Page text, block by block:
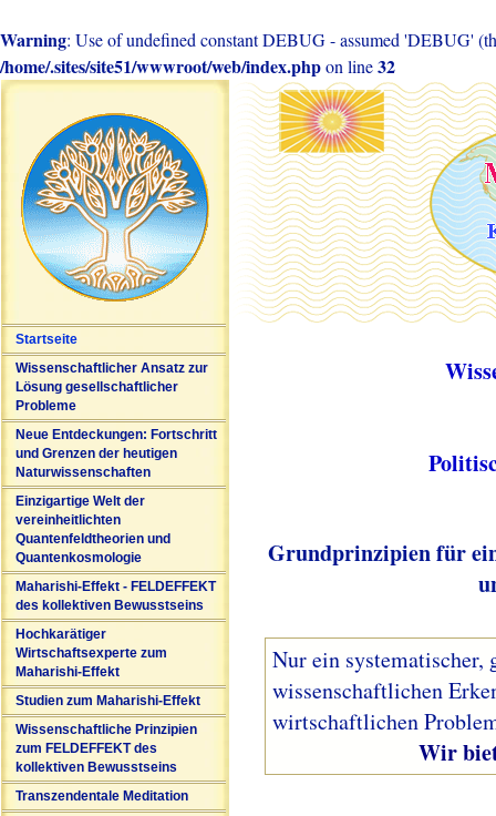
Warning: Use of undefined constant DEBUG - assumed 'DEBUG'
/home/.sites/site51/wwwroot/web/index.phpon line32
Startseite
Wissenschaftlicher Ansatz zur
Lösung gesellschaftlicher
Probleme
Neue Entdeckungen: Fortschritt
und Grenzen der heutigen
Naturwissenschaften
Einzigartige Welt der
vereinheitlichten
Quantenfeldtheorien und
Quantenkosmologie
Maharishi-Effekt - FELDEFFEKT
des kollektiven Bewusstseins
Hochkarätiger
Wirtschaftsexperte zum
Maharishi-Effekt
Studien zum Maharishi-Effekt
Wissenschaftliche Prinzipien
zum FELDEFFEKT des
kollektiven Bewusstseins
Transzendentale Meditation
Grundprinzipien für
Nur ein systematischer,
wissenschaftlichen
wirtschaftlichen
Wir bieten